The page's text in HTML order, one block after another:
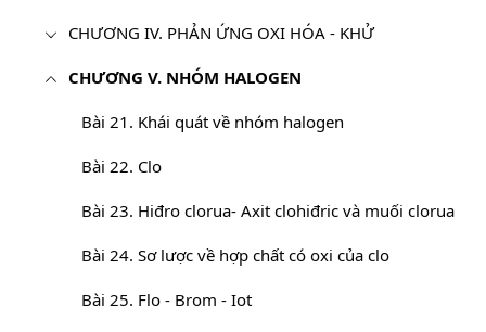
CHƯƠNG IV. PHẢN ỨNG OXI HÓA - KHỬ
CHƯƠNG V. NHÓM HALOGEN
Bài 21. Khái quát về nhóm halogen
Bài 22. Clo
Bài 23. Hiđro clorua- Axit clohiđric và muối clorua
Bài 24. Sơ lược về hợp chất có oxi của clo
Bài 25. Flo - Brom - Iot